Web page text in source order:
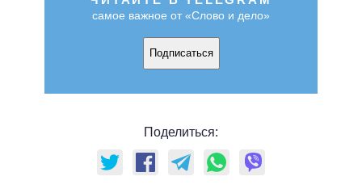
самое важное от «Слово и дело»
Подписаться
Поделиться: